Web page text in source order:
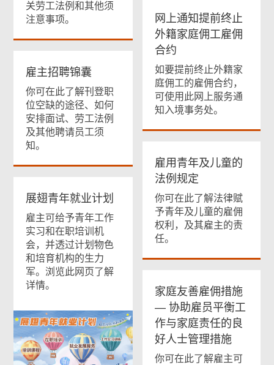
关劳工法例和其他须
注意事项。
网上通知提前终止
外籍家庭佣工雇佣
合约
如要提前终止外籍家
庭佣工的雇佣合约，
可使用此网上服务通
知入境事务处。
雇主招聘锦囊
你可在此了解刊登职
位空缺的途径、如何
安排面试、劳工法例
及其他聘请员工须
知。
雇用青年及儿童的
法例规定
你可在此了解法律赋
予青年及儿童的雇佣
权利，及其雇主的责
任。
展翅青年就业计划
雇主可给予青年工作
实习和在职培训机
会，并透过计划物色
和培育机构的生力
军。浏览此网页了解
详情。
家庭友善雇佣措施
—协助雇员平衡工
作与家庭责任的良
好人士管理措施
你可在此了解雇主可